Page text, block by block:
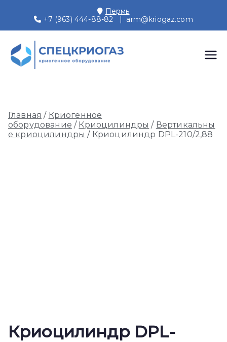
содержимому
Пермь
+7 (963) 444-88-82 | arm@kriogaz.com
Производство и поставки
Главная / Криогенное
оборудование / Криоцилиндры / Вертикальны
е криоцилиндры / Криоцилиндр DPL-210/2,88
Криоцилиндр DPL-